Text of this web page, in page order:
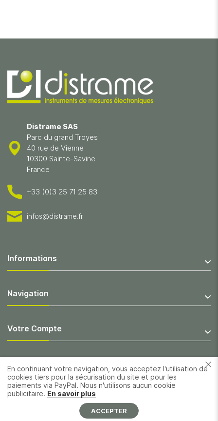
En continuant votre navigation, vous acceptez l'utilisation de
cookies tiers pour la sécurisation du site et pour les
paiements via PayPal. Nous n'utilisons aucun cookie
publicitaire. En savoir plus
ACCEPTER
Distrame SAS
Parc du grand Troyes
40 rue de Vienne
10300 Sainte-Savine
France
+33 (0)3 25 71 25 83
infos@distrame.fr
Informations
Navigation
Votre Compte